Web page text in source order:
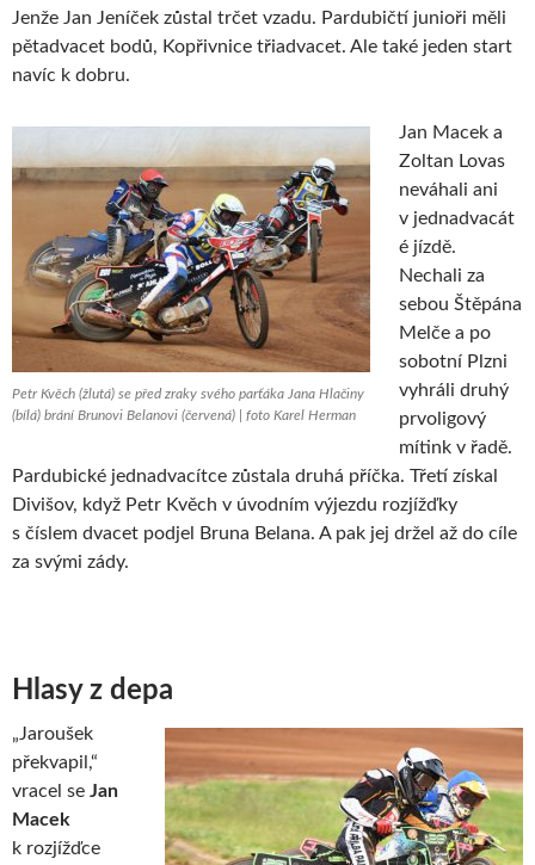
Jenže Jan Jeníček zůstal trčet vzadu. Pardubičtí junioři měli
pětadvacet bodů, Kopřivnice třiadvacet. Ale také jeden start
navíc k dobru.
Petr Kvěch (žlutá) se před zraky svého parťáka Jana Hlačiny
(bílá) brání Brunovi Belanovi (červená) | foto Karel Herman
Jan Macek a
Zoltan Lovas
neváhali ani
v jednadvacát
é jízdě.
Nechali za
sebou Štěpána
Melče a po
sobotní Plzni
vyhráli druhý
prvoligový
mítink v řadě.
Pardubické jednadvacítce zůstala druhá příčka. Třetí získal
Divišov, když Petr Kvěch v úvodním výjezdu rozjížďky
s číslem dvacet podjel Bruna Belana. A pak jej držel až do cíle
za svými zády.
Hlasy z depa
„Jaroušek
překvapil,“
vracel se Jan
Macek
k rozjížďce